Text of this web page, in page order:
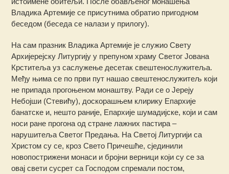
Владика Артемије се присутнима обратио пригодном
беседом (беседа се налази у прилогу).
На сам празник Владика Артемије је служио Свету
Архијерејску Литургију у препуном храму Светог Јована
Крститеља уз саслужење десетак свештенослужитеља.
Међу њима се по први пут нашао свештенослужитељ који
не припада прогоњеном монаштву. Ради се о Јереју
Небојши (Стевићу), доскорашњем клирику Епархије
банатске и, нешто раније, Епархије шумадијске, који и сам
носи ране прогона од стране лажних пастира –
нарушитеља Светог Предања. На Светој Литургији са
Христом су се, кроз Свето Причешће, сјединили
новопострижени монаси и бројни верници који су се за
овај свети сусрет са Господом спремали постом,